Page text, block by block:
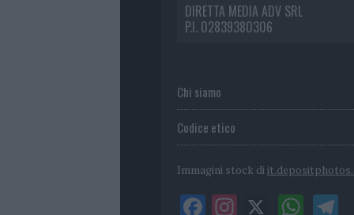
DIRETTA MEDIA ADV SRL
P.I. 02839380306
Chi siamo
Codice etico
Immagini stock di